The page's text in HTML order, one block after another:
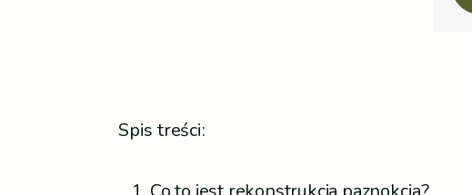
Spis treści: